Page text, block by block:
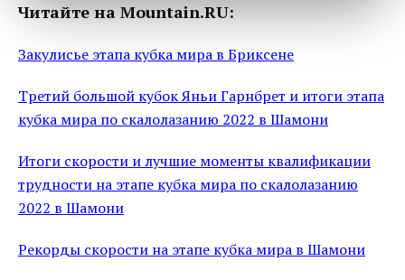
Читайте на Mountain.RU:
Закулисье этапа кубка мира в Бриксене
Третий большой кубок Яньи Гарнбрет и итоги этапа
кубка мира по скалолазанию 2022 в Шамони
Итоги скорости и лучшие моменты квалификации
трудности на этапе кубка мира по скалолазанию
2022 в Шамони
Рекорды скорости на этапе кубка мира в Шамони